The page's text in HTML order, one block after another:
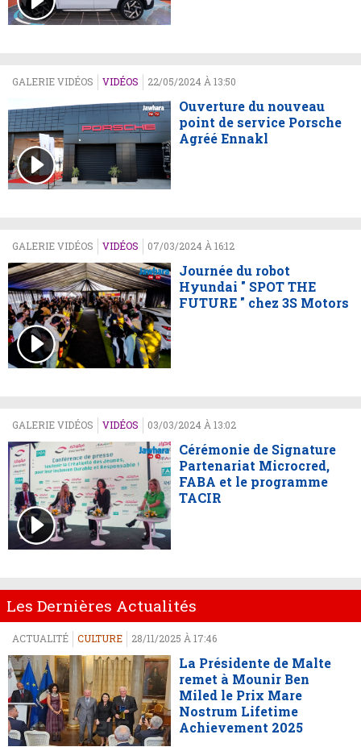
GALERIE VIDÉOS VIDÉOS 22/05/2024 À 13:50
Ouverture du nouveau
point de service Porsche
Agréé Ennakl
GALERIE VIDÉOS VIDÉOS 07/03/2024 À 16:12
Journée du robot
Hyundai " SPOT THE
FUTURE " chez 3S Motors
GALERIE VIDÉOS VIDÉOS 03/03/2024 À 13:02
Cérémonie de Signature
Partenariat Microcred,
FABA et le programme
TACIR
Les Dernières Actualités
ACTUALITÉ CULTURE 28/11/2025 À 17:46
La Présidente de Malte
remet à Mounir Ben
Miled le Prix Mare
Nostrum Lifetime
Achievement 2025